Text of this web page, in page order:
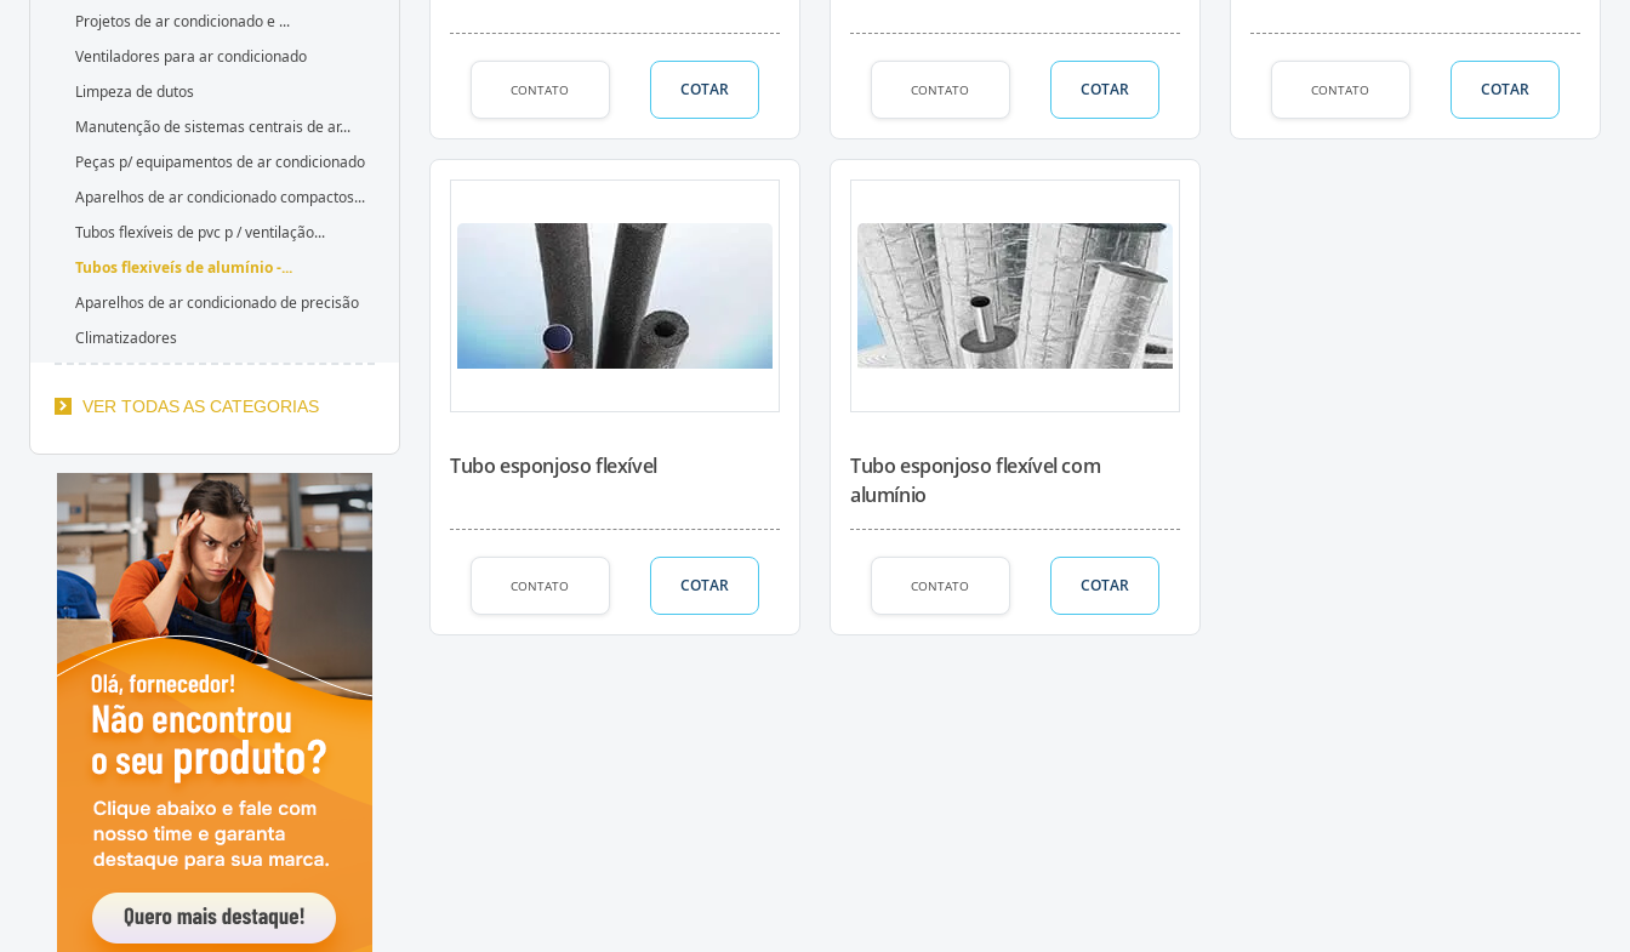
Projetos de ar condicionado e ...
Ventiladores para ar condicionado
Limpeza de dutos
Manutenção de sistemas centrais de ar...
Peças p/ equipamentos de ar condicionado
Aparelhos de ar condicionado compactos...
Tubos flexíveis de pvc p / ventilação...
Tubos flexiveís de alumínio -...
Aparelhos de ar condicionado de precisão
Climatizadores
VER TODAS AS CATEGORIAS
CONTATO COTAR CONTATO COTAR CONTATO COTAR
Tubo esponjoso flexível
CONTATO COTAR
Tubo esponjoso flexível com
alumínio
CONTATO COTAR